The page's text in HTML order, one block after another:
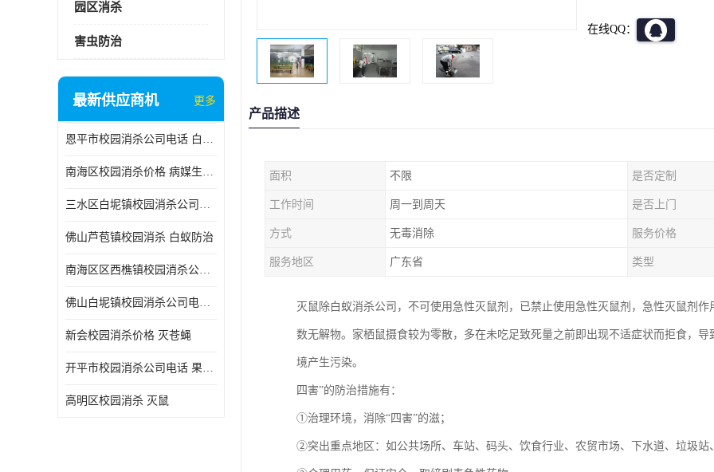
园区消杀
害虫防治
最新供应商机 更多
恩平市校园消杀公司电话 白蚁工程
南海区校园消杀价格 病媒生物防治
三水区白坭镇校园消杀公司电话 消杀记录表
佛山芦苞镇校园消杀 白蚁防治
南海区区西樵镇校园消杀公司 害虫防治
佛山白坭镇校园消杀公司电话 除四害
新会校园消杀价格 灭苍蝇
开平市校园消杀公司电话 果蝇防治
高明区校园消杀 灭鼠
在线QQ：
产品描述
面积 不限 是否定制
工作时间 周一到周天 是否上门
方式 无毒消除 服务价格
服务地区 广东省 类型
灭鼠除白蚁消杀公司，不可使用急性灭鼠剂，已禁止使用急性灭鼠剂，急性灭鼠剂
数无解物。家栖鼠摄食较为零散，多在未吃足致死量之前即出现不适症状而拒食，
境产生污染。
四害”的防治措施有：
①治理环境，消除“四害”的滋；
②突出重点地区：如公共场所、车站、码头、饮食行业、农贸市场、下水道、垃圾站